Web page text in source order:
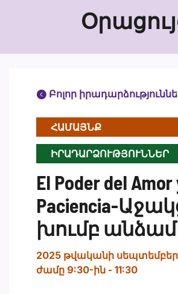
Բոլոր
ՀԱՄԱՅՆՔ
ԻՐԱԴԱՐՁՈՒԹՅՈՒՆՆԵՐ
El Poder del Amor
Paciencia-
խումբ
2025 թվականի
ժամը 9:30-ին - 11:30